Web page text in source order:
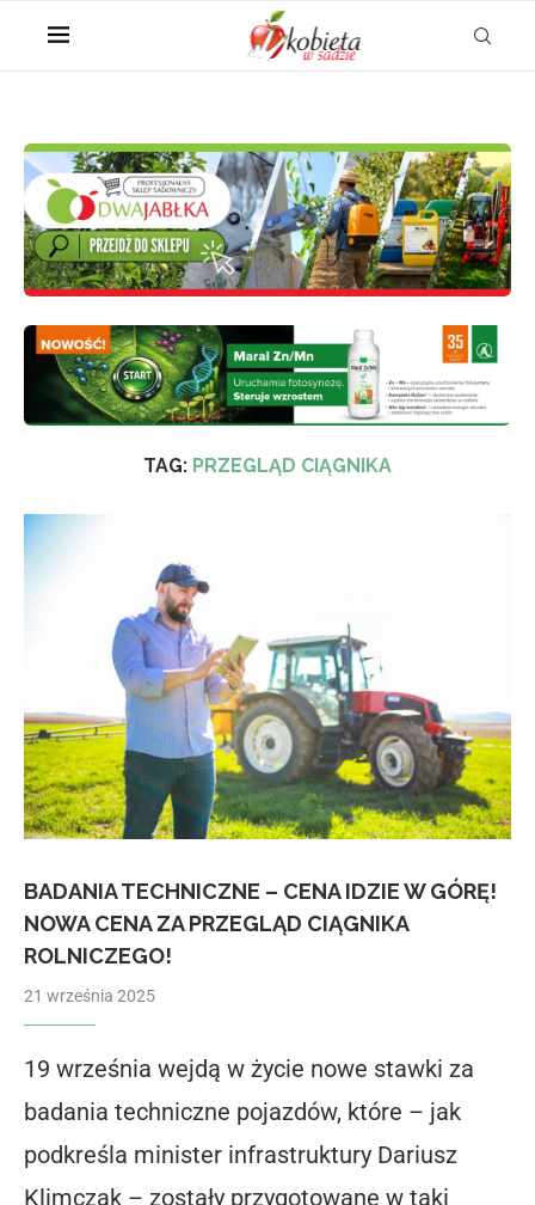
TAG: PRZEGLĄD CIĄGNIKA
BADANIA TECHNICZNE – CENA IDZIE W GÓRĘ!
NOWA CENA ZA PRZEGLĄD CIĄGNIKA
ROLNICZEGO!
21 września 2025
19 września wejdą w życie nowe stawki za
badania techniczne pojazdów, które – jak
podkreśla minister infrastruktury Dariusz
Klimczak – zostały przygotowane w taki